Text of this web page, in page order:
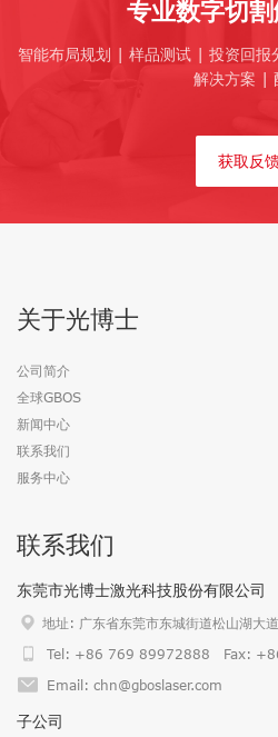
专业数字切
智能布局规划 | 样品测试 | 投资回
解决方案 |
获取反
关于光博士
公司简介
全球GBOS
新闻中心
联系我们
服务中心
联系我们
东莞市光博士激光科技股份有限公司
地址: 广东省东莞市东城街道松山湖大
Tel: +86 769 89972888 Fax:
Email: chn@gboslaser.com
子公司